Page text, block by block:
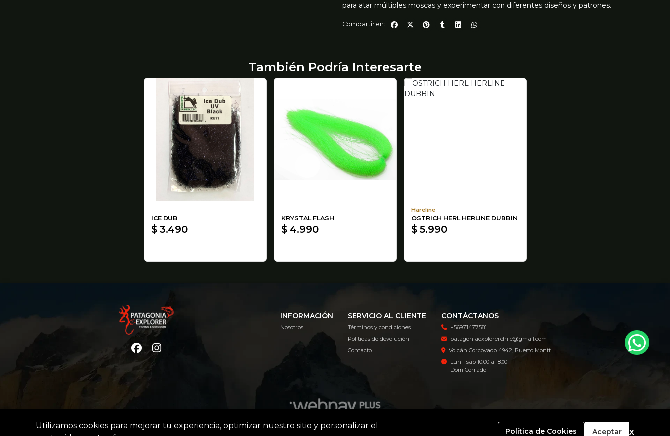
para atar múltiples moscas y experimentar con diferentes diseños y patrones.
Compartir en:
También Podría Interesarte
ICE DUB
$ 3.490
KRYSTAL FLASH
$ 4.990
Hareline
OSTRICH HERL HERLINE DUBBIN
$ 5.990
INFORMACIÓN
Nosotros
SERVICIO AL CLIENTE
Términos y condiciones
Políticas de devolución
Contacto
CONTÁCTANOS
+56971477581
patagoniaexplorerchile@gmail.com
Volcán Corcovado 4942, Puerto Montt
Lun - sab 10:00 a 18:00
Dom Cerrado
Utilizamos cookies para mejorar tu experiencia, optimizar nuestro sitio y personalizar el
Política de Cookies Aceptar x